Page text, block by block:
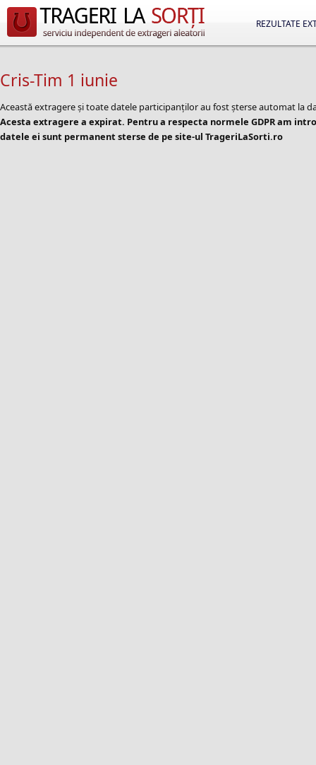
REZULTATE
Cris-Tim 1 iunie
Această extragere și toate datele participanților au fost șterse automat la
Acesta extragere a expirat. Pentru a respecta normele GDPR am
datele ei sunt permanent sterse de pe site-ul TrageriLaSorti.ro